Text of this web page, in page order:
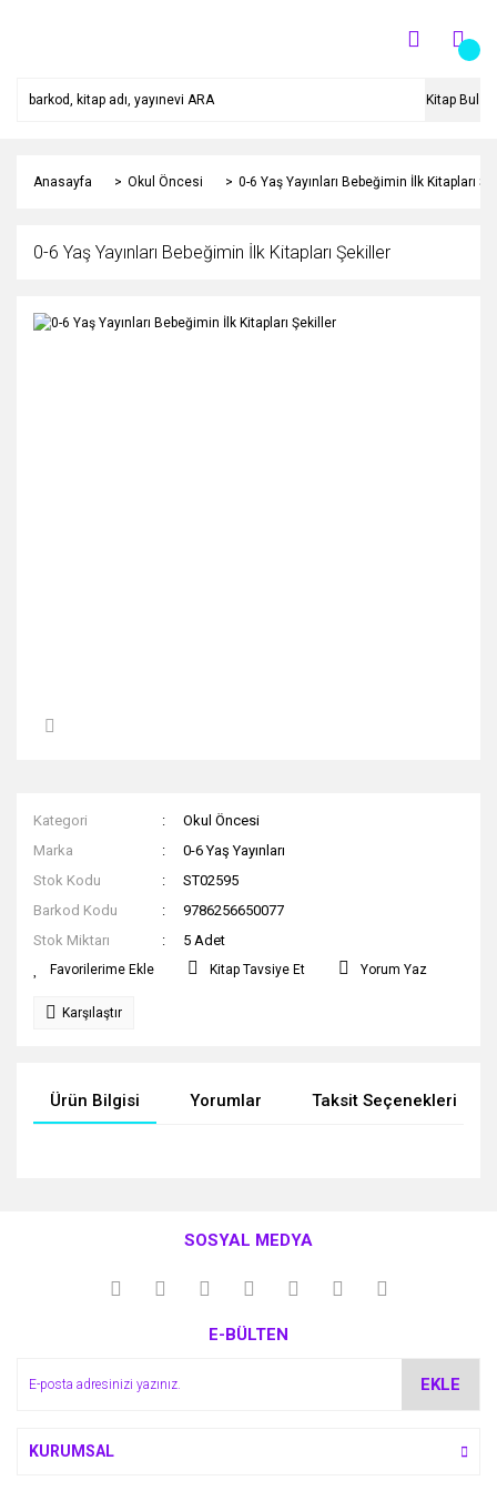
Kitap Bul
Anasayfa Okul Öncesi 0-6 Yaş Yayınları Bebeğimin İlk Kitapları
0-6 Yaş Yayınları Bebeğimin İlk Kitapları Şekiller
Kategori
Okul Öncesi
Marka
0-6 Yaş Yayınları
Stok Kodu
ST02595
Barkod Kodu
9786256650077
Stok Miktarı
5 Adet
Kitap Tavsiye Et Yorum Yaz
Karşılaştır
Ürün Bilgisi Yorumlar Taksit Seçenekleri
kullanarak tarafımıza iletebilirsiniz.
Görüş ve önerileriniz için teşekkür ederiz.
Ürün açıklamasında eksik bilgiler bulunuyor.
SOSYAL MEDYA
E-BÜLTEN
EKLE
KURUMSAL